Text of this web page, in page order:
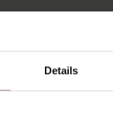
Details
extra
verkrijgbaar als
je graag languit